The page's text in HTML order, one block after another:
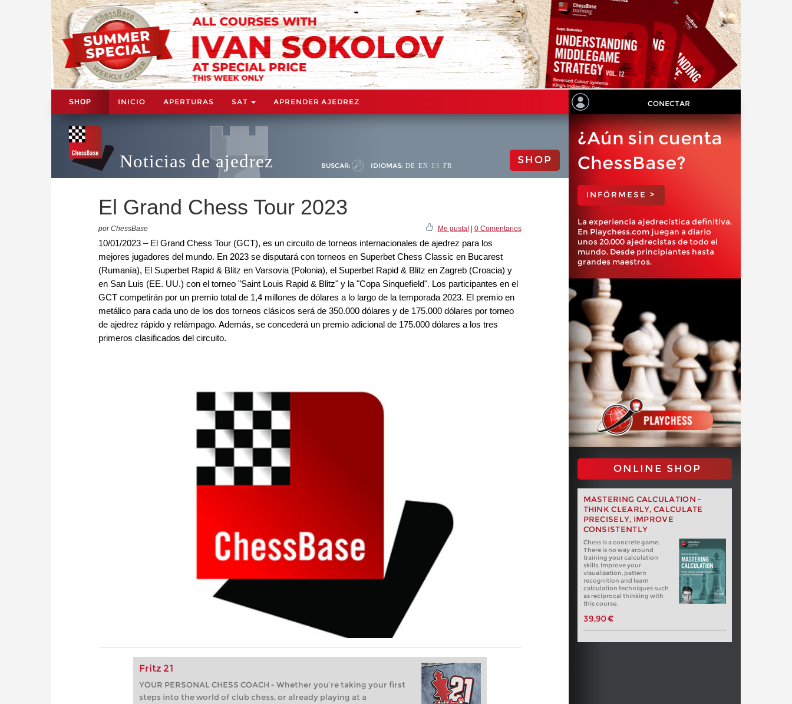
SHOP INICIO APERTURAS SAT APRENDER AJEDREZ CONECTAR
Noticias de ajedrez BUSCAR: IDIOMAS: DE EN ES FR SHOP
El Grand Chess Tour 2023
por ChessBase Me gusta!| 0 Comentarios
10/01/2023 – El Grand Chess Tour (GCT), es un circuito de torneos internacionales de ajedrez para los
mejores jugadores del mundo. En 2023 se disputará con torneos en Superbet Chess Classic en Bucarest
(Rumanía), El Superbet Rapid & Blitz en Varsovia (Polonia), el Superbet Rapid & Blitz en Zagreb (Croacia) y
en San Luis (EE. UU.) con el torneo "Saint Louis Rapid & Blitz" y la "Copa Sinquefield". Los participantes en el
GCT competirán por un premio total de 1,4 millones de dólares a lo largo de la temporada 2023. El premio en
metálico para cada uno de los dos torneos clásicos será de 350.000 dólares y de 175.000 dólares por torneo
de ajedrez rápido y relámpago. Además, se concederá un premio adicional de 175.000 dólares a los tres
primeros clasificados del circuito.
Fritz 21
YOUR PERSONAL CHESS COACH - Whether you’re taking your first
steps into the world of club chess, or already playing at a
¿Aún sin cuenta
ChessBase?
INFÓRMESE >
La experiencia ajedrecística definitiva.
En Playchess.com juegan a diario
unos 20.000 ajedrecistas de todo el
mundo. Desde principiantes hasta
grandes maestros.
ONLINE SHOP
MASTERING CALCULATION -
THINK CLEARLY, CALCULATE
PRECISELY, IMPROVE
CONSISTENTLY
Chess is a concrete game.
There is no way around
training your calculation
skills. Improve your
visualization, pattern
recognition and learn
calculation techniques such
as reciprocal thinking with
this course.
39,90 €